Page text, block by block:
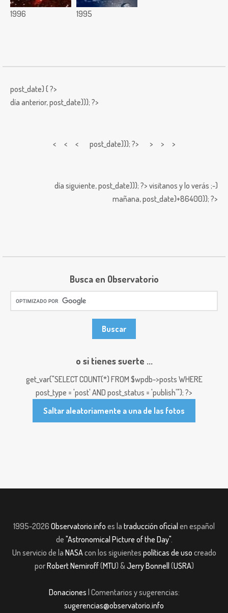
1996 1995
post_date) { ?>
día anterior,post_date))); ?>
< < < post_date))); ?> > > >
día siguiente,post_date))); ?> visitanos y lo verás ;-)
mañana,post_date)+86400)); ?>
Busca en Observatorio
o si tienes suerte ...
get_var("SELECT COUNT(*) FROM $wpdb->posts WHERE
post_type = 'post' AND post_status = 'publish'"); ?>
Saltar aleatoriamente a una de las fotos
1995-2026 Observatorio.info es la traducción oficial en español
de "Astronomical Picture of the Day".
Un servicio de la NASAcon los siguientes políticas de uso creado
porRobert Nemiroff(MTU) &Jerry Bonnell (USRA)
Donaciones | Comentarios y sugerencias:
sugerencias@observatorio.info